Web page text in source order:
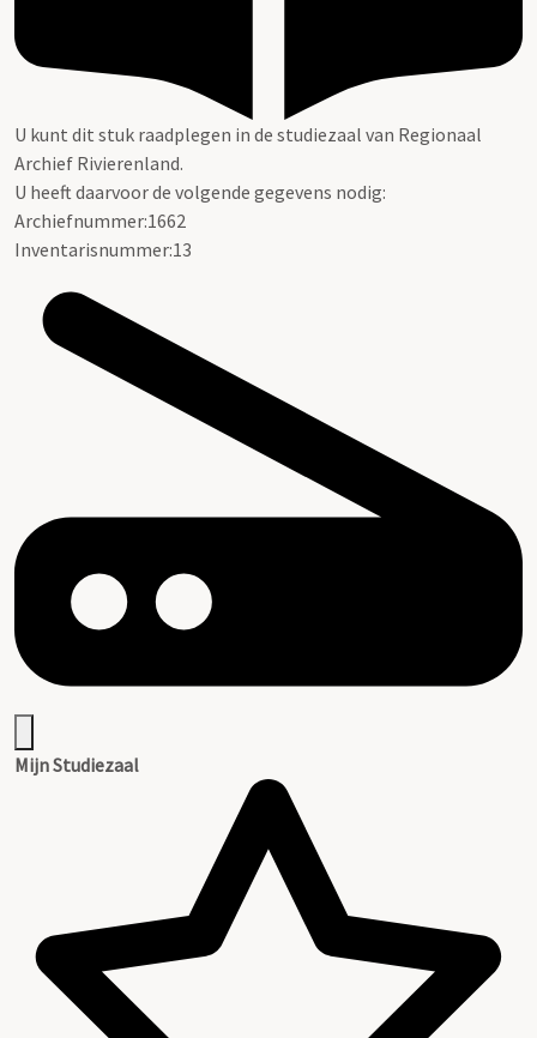
U kunt dit stuk raadplegen in de studiezaal van Regionaal
Archief Rivierenland.
U heeft daarvoor de volgende gegevens nodig:
Archiefnummer:1662
Inventarisnummer:13
Mijn Studiezaal